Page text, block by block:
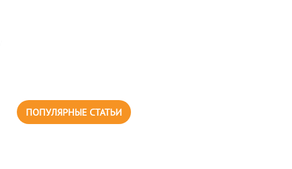
ПОПУЛЯРНЫЕ СТАТЬИ